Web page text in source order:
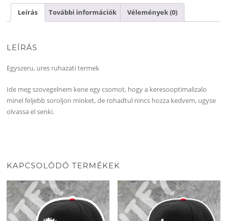
mennyiség
Leírás További információk Vélemények (0)
LEÍRÁS
Egyszeru, ures ruhazati termek
Ide meg szovegelnem kene egy csomot, hogy a keresooptimalizalo
minel feljebb soroljon minket, de rohadtul nincs hozza kedvem, ugyse
olvassa el senki.
KAPCSOLÓDÓ TERMÉKEK